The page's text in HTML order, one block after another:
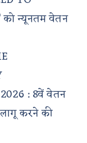
न्यूनतम वेतन
: 8वें वेतन
करने की